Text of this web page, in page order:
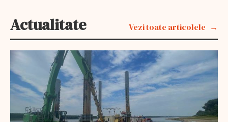
Actualitate Vezi toate articolele